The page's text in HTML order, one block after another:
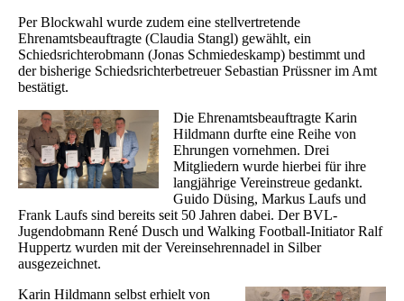
Per Blockwahl wurde zudem eine stellvertretende
Ehrenamtsbeauftragte (Claudia Stangl) gewählt, ein
Schiedsrichterobmann (Jonas Schmiedeskamp) bestimmt und
der bisherige Schiedsrichterbetreuer Sebastian Prüssner im Amt
bestätigt.
Die Ehrenamtsbeauftragte Karin
Hildmann durfte eine Reihe von
Ehrungen vornehmen. Drei
Mitgliedern wurde hierbei für ihre
langjährige Vereinstreue gedankt.
Guido Düsing, Markus Laufs und
Frank Laufs sind bereits seit 50 Jahren dabei. Der BVL-
Jugendobmann René Dusch und Walking Football-Initiator Ralf
Huppertz wurden mit der Vereinsehrennadel in Silber
ausgezeichnet.
Karin Hildmann selbst erhielt von